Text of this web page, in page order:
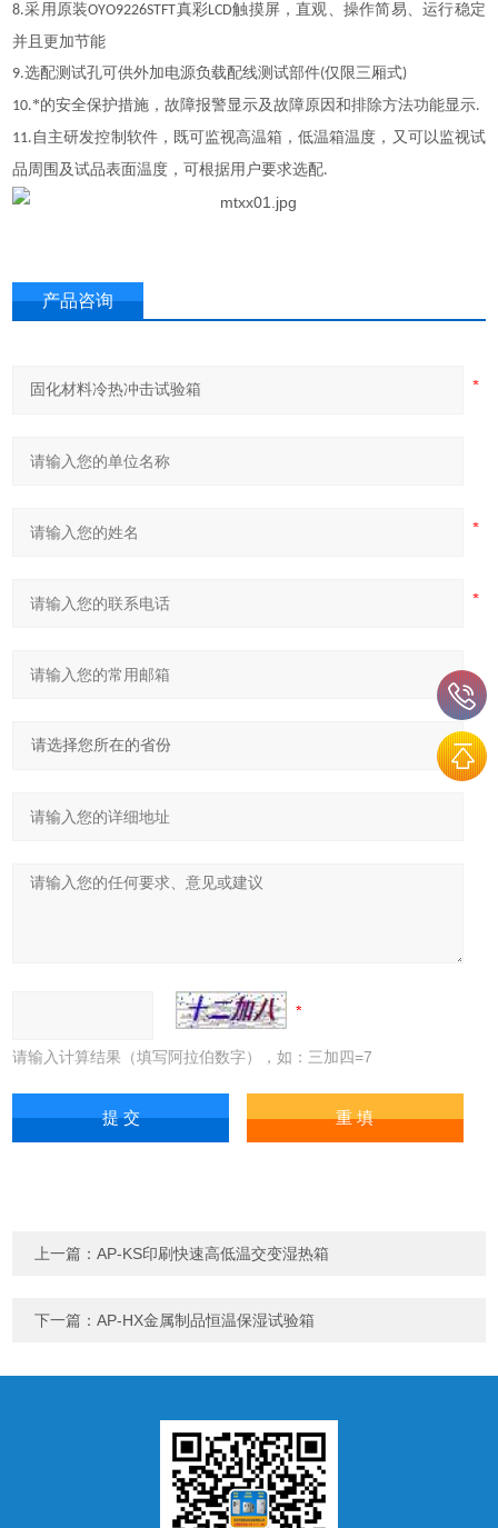
8.采用原装OYO9226STFT真彩LCD触摸屏，直观、操作简易、运行稳定
并且更加节能
9.选配测试孔可供外加电源负载配线测试部件(仅限三厢式)
10.*的安全保护措施，故障报警显示及故障原因和排除方法功能显示.
11. 自主研发控制软件，既可监视高温箱，低温箱温度，又可以监视试
品周围及试品表面温度，可根据用户要求选配.
产品咨询
请输入计算结果（填写阿拉伯数字），如：三加四=7
上一篇：AP-KS印刷快速高低温交变湿热箱
下一篇：AP-HX金属制品恒温保湿试验箱